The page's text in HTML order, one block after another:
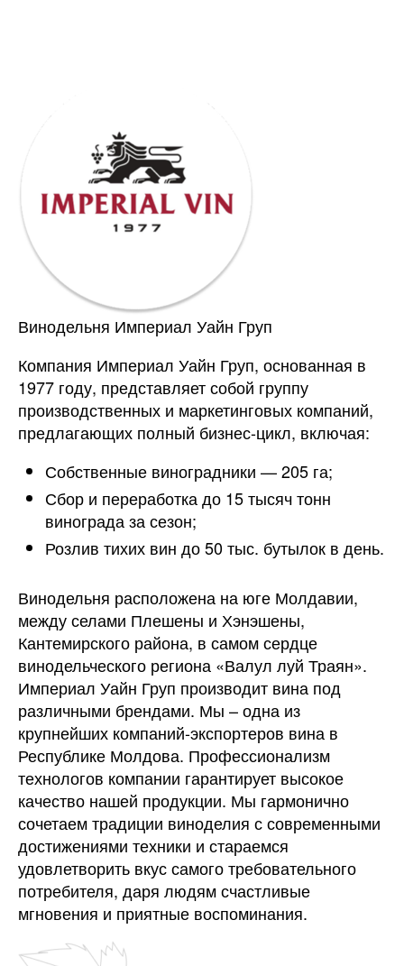
Винодельня Империал Уайн Груп
Компания Империал Уайн Груп, основанная в
1977 году, представляет собой группу
производственных и маркетинговых компаний,
предлагающих полный бизнес-цикл, включая:
Собственные виноградники — 205 га;
Сбор и переработка до 15 тысяч тонн
винограда за сезон;
Розлив тихих вин до 50 тыс. бутылок в день.
Винодельня расположена на юге Молдавии,
между селами Плешены и Хэнэшены,
Кантемирского района, в самом сердце
винодельческого региона «Валул луй Траян».
Империал Уайн Груп производит вина под
различными брендами. Мы – одна из
крупнейших компаний-экспортеров вина в
Республике Молдова. Профессионализм
технологов компании гарантирует высокое
качество нашей продукции. Мы гармонично
сочетаем традиции виноделия с современными
достижениями техники и стараемся
удовлетворить вкус самого требовательного
потребителя, даря людям счастливые
мгновения и приятные воспоминания.